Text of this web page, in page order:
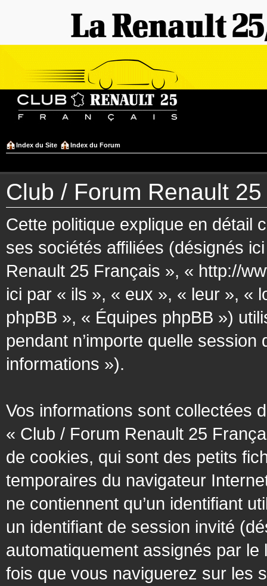
Index du Site Index du Forum
Club / Forum Renault
Cette politique explique en détail
ses sociétés affiliées (désignés
Renault 25 Français », « http://
ici par « ils », « eux », « leur », «
phpBB », « Équipes phpBB »)
pendant n’importe quelle
informations »).
Vos informations sont collectées
« Club / Forum Renault 25
de cookies, qui sont des petits
temporaires du navigateur
ne contiennent qu’un identifiant
un identifiant de session invité
automatiquement assignés par
fois que vous naviguerez sur les